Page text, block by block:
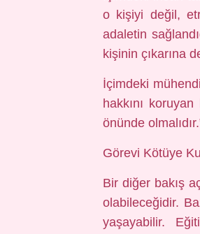
o kişiyi değil,
adaletin
kişinin çıkarına
İçimdeki
hakkını
önünde
Görevi Kötüye
Bir diğer bakış
olabileceğidir.
yaşayabilir.